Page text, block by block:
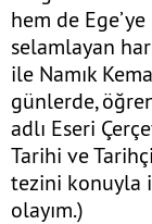
hem de
selamlayan
ile Namık
günlerde,
adlı Eseri
Tarihi ve
tezini konuyla
olayım.)